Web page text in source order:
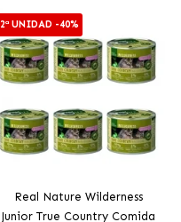
2ª UNIDAD -40%
Real Nature Wilderness
Junior True Country Comida